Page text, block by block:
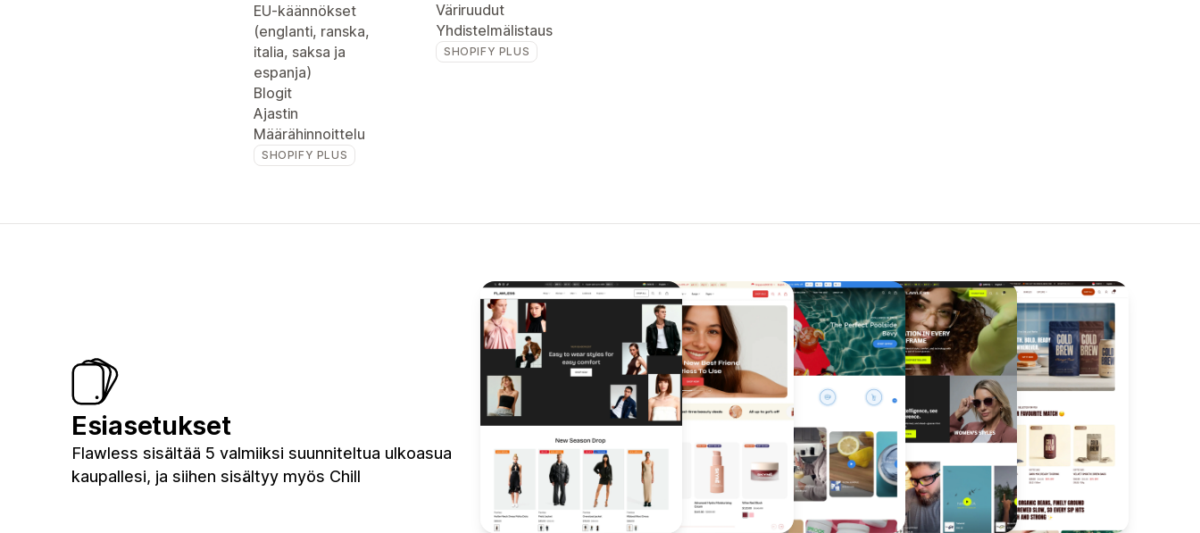
EU-käännökset
(englanti, ranska,
italia, saksa ja
espanja)
Blogit
Ajastin
Määrähinnoittelu
SHOPIFY PLUS
Väriruudut
Yhdistelmälistaus
SHOPIFY PLUS
Esiasetukset
Flawless sisältää 5 valmiiksi suunniteltua ulkoasua
kaupallesi, ja siihen sisältyy myös Chill